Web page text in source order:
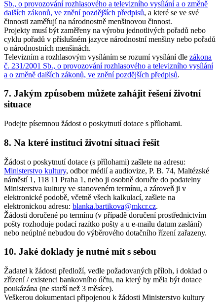
Sb., o provozování rozhlasového a televizního vysílání a o změně
dalších zákonů, ve znění pozdějších předpisů, a které se ve své
činnosti zaměřují na národnostně menšinovou činnost.
Projekty musí být zaměřeny na výrobu jednotlivých pořadů nebo
cyklu pořadů v příslušném jazyce národnostní menšiny nebo pořadů
o národnostních menšinách.
Televizním a rozhlasovým vysíláním se rozumí vysílání dle zákona
č. 231/2001 Sb., o provozování rozhlasového a televizního vysílání
a o změně dalších zákonů, ve znění pozdějších předpisů.
7. Jakým způsobem můžete zahájit řešení životní
situace
Podejte písemnou žádost o poskytnutí dotace s přílohami.
8. Na které instituci životní situaci řešit
Žádost o poskytnutí dotace (s přílohami) zašlete na adresu:
Ministerstvo kultury, odbor médií a audiovize, P. B. 74, Maltézské
náměstí 1, 118 11 Praha 1, nebo ji osobně doručte do podatelny
Ministerstva kultury ve stanoveném termínu, a zároveň ji v
elektronické podobě, včetně všech kalkulací, zašlete na
elektronickou adresu: blanka.bartikova@mkcr.cz.
Žádosti doručené po termínu (v případě doručení prostřednictvím
pošty rozhoduje podací razítko pošty a u e-mailu datum zaslání)
nebo neúplné nebudou do výběrového dotačního řízení zařazeny.
10. Jaké doklady je nutné mít s sebou
Žadatel k žádosti předloží, vedle požadovaných příloh, i doklad o
zřízení / existenci bankovního účtu, na který by měla být dotace
poukázána (ne starší než 3 měsíce).
Veškerou dokumentaci připojenou k žádosti Ministerstvo kultury